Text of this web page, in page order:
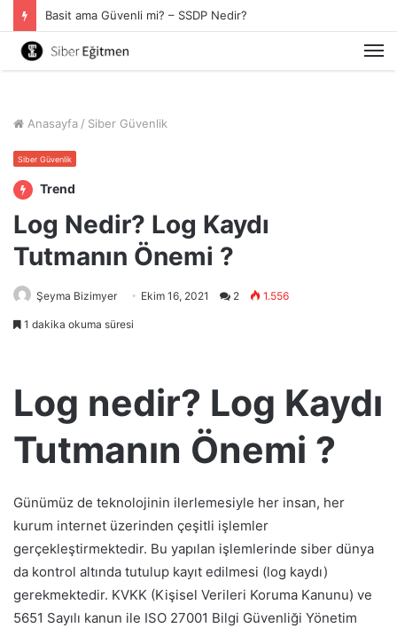
Basit ama Güvenli mi? – SSDP Nedir?
Anasayfa / Siber Güvenlik
Siber Güvenlik
Trend
Log Nedir? Log Kaydı
Tutmanın Önemi ?
Şeyma Bizimyer Ekim 16, 2021 2 1.556
1 dakika okuma süresi
Log nedir? Log Kaydı
Tutmanın Önemi ?
Günümüz de teknolojinin ilerlemesiyle her insan, her
kurum internet üzerinden çeşitli işlemler
gerçekleştirmektedir. Bu yapılan işlemlerinde siber dünya
da kontrol altında tutulup kayıt edilmesi (log kaydı)
gerekmektedir. KVKK (Kişisel Verileri Koruma Kanunu) ve
5651 Sayılı kanun ile ISO 27001 Bilgi Güvenliği Yönetim